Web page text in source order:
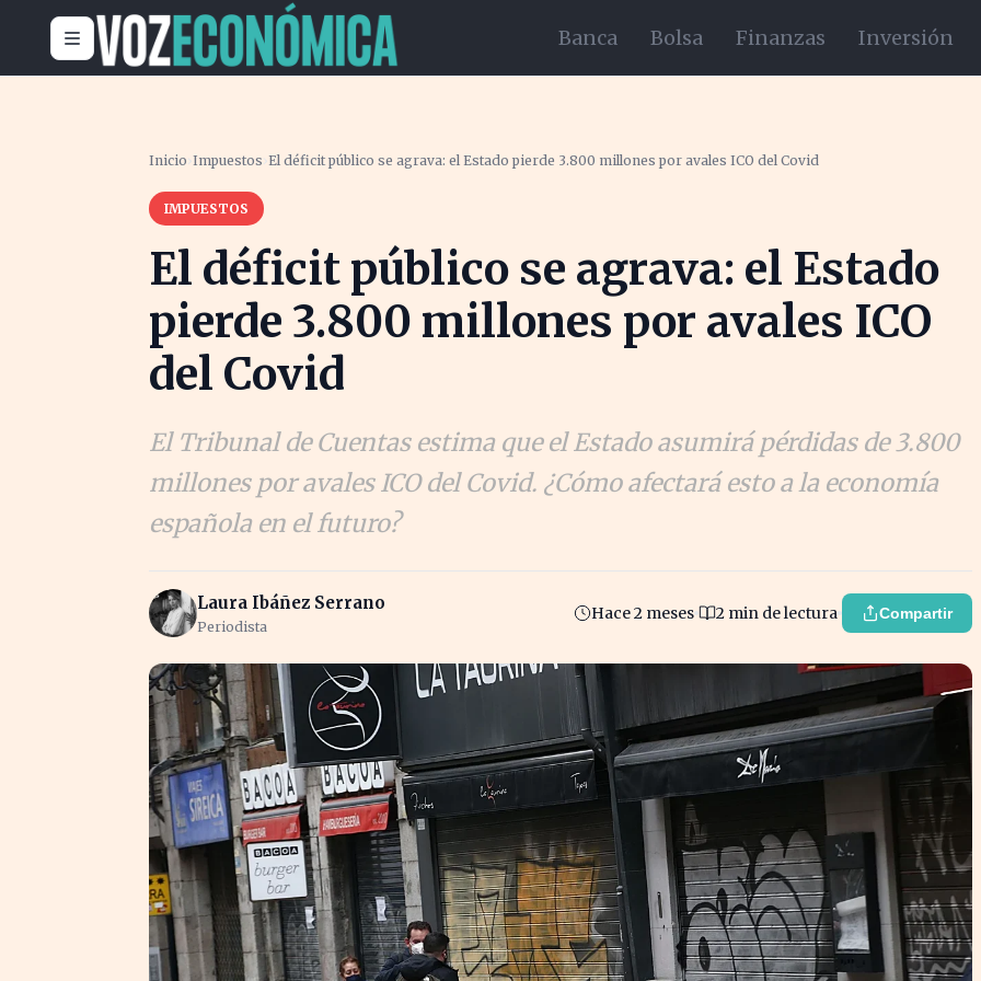
Banca Bolsa Finanzas Inversión
Inicio ›Impuestos ›El déficit público se agrava: el Estado pierde 3.800 millones por avales ICO del Covid
IMPUESTOS
El déficit público se agrava: el Estado
pierde 3.800 millones por avales ICO
del Covid
El Tribunal de Cuentas estima que el Estado asumirá pérdidas de 3.800
millones por avales ICO del Covid. ¿Cómo afectará esto a la economía
española en el futuro?
Laura Ibáñez Serrano
Periodista
Hace 2 meses 2 min de lectura Compartir